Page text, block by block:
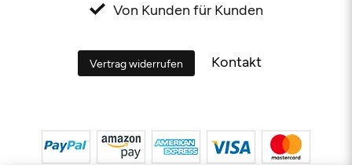
Von Kunden für Kunden
Vertrag widerrufen Kontakt